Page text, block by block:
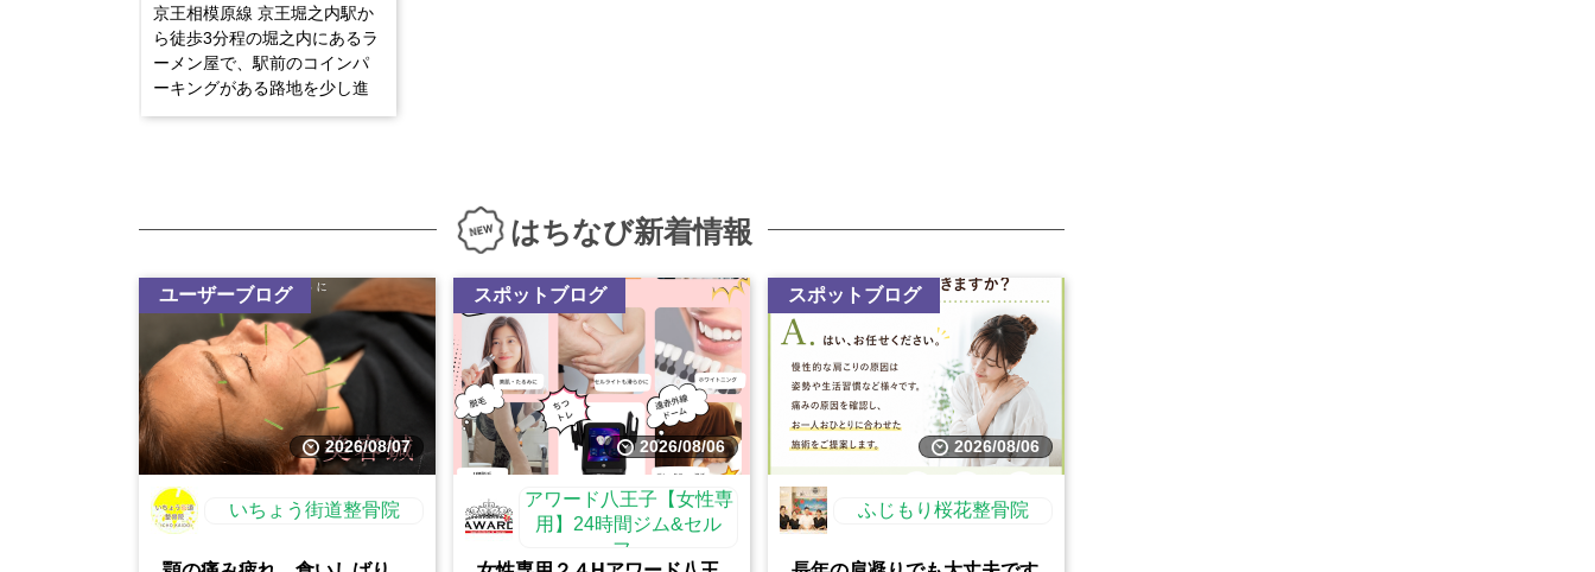
京王相模原線 京王堀之内駅か
ら徒歩3分程の堀之内にあるラ
ーメン屋で、駅前のコインパ
ーキングがある路地を少し進
むと右手に見えてきます。 駅
います。 芳醇な香りの...
はちなび新着情報
ユーザーブログ
2026/08/07
いちょう街道整骨院
スポットブログ
2026/08/06
アワード八王子【女性専
用】24時間ジム&セル
フ...
スポットブログ
2026/08/06
ふじもり桜花整骨院